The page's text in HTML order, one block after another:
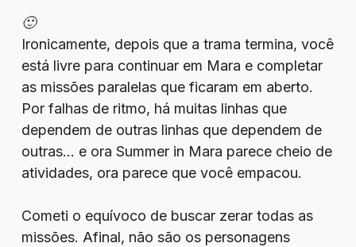
🙂
Ironicamente, depois que a trama termina, você
está livre para continuar em Mara e completar
as missões paralelas que ficaram em aberto.
Por falhas de ritmo, há muitas linhas que
dependem de outras linhas que dependem de
outras… e ora Summer in Mara parece cheio de
atividades, ora parece que você empacou.
Cometi o equívoco de buscar zerar todas as
missões. Afinal, não são os personagens